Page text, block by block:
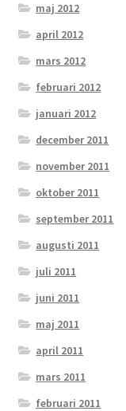
maj 2012
april 2012
mars 2012
februari 2012
januari 2012
december 2011
november 2011
oktober 2011
september 2011
augusti 2011
juli 2011
juni 2011
maj 2011
april 2011
mars 2011
februari 2011